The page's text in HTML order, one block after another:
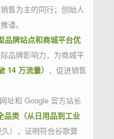
售为主的同行；创始人
诿。
品牌站点和商城平台优
品牌影响力，为商城平
14 万流量） ，促进销售
址和 Google 官方站长
品类（从日用品到工业
），证明符合谷歌算